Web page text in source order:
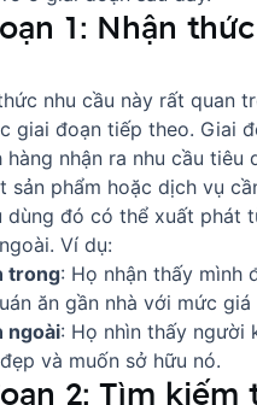
1: Nhận
nhu cầu này rất quan
giai đoạn tiếp theo. Giai
nhận ra nhu cầu tiêu
sản phẩm hoặc dịch vụ
dùng đó có thể xuất phát
Ví dụ:
trong: Họ nhận thấy mình
ăn gần nhà với mức giá
ngoài: Họ nhìn thấy người
và muốn sở hữu nó.
2: Tìm kiếm